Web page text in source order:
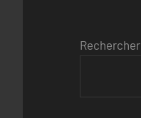
Rechercher